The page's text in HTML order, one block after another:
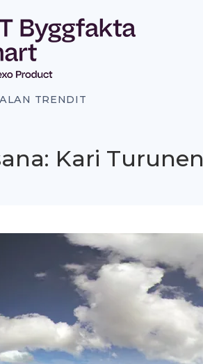
TRENDIT
Kari Turunen